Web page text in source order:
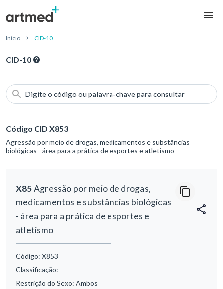
Início CID-10
CID-10
Digite o código ou palavra-chave para consultar
Código CID X853
Agressão por meio de drogas, medicamentos e substâncias
biológicas - área para a prática de esportes e atletismo
X85Agressão por meio de drogas,
medicamentos e substâncias biológicas
- área para a prática de esportes e
atletismo
Código: X853
Classificação: -
Restrição do Sexo: Ambos